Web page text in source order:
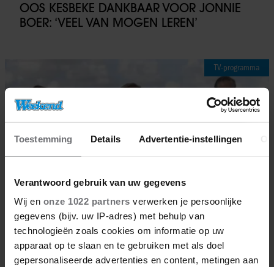
Toestemming Details Advertentie-instellingen
Verantwoord gebruik van uw gegevens
Wij en onze 1022 partners verwerken je persoonlijke
gegevens (bijv. uw IP-adres) met behulp van
technologieën zoals cookies om informatie op uw
apparaat op te slaan en te gebruiken met als doel
gepersonaliseerde advertenties en content, metingen aan
OOS KESBEKE DANKBAAR VOOR JONNIE
BOER: ‘VEEL VAN MOGEN LEREN’
TV-programma
12/12/2025